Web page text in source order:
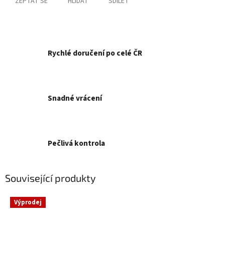
Rychlé doručení po celé ČR
Snadné vrácení
Pečlivá kontrola
Související produkty
Výprodej